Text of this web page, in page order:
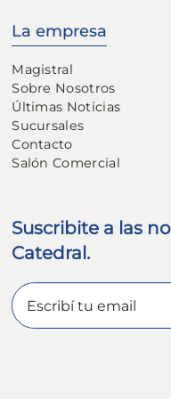
La empresa
Magistral
Sobre Nosotros
Últimas Noticias
Sucursales
Contacto
Salón Comercial
Suscribite a las
Catedral.